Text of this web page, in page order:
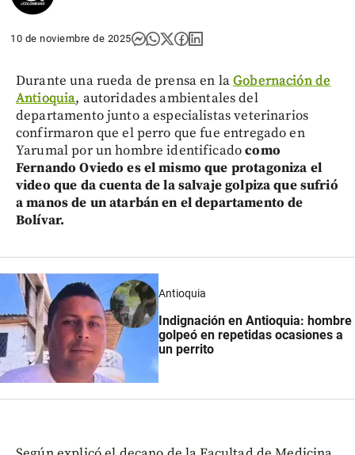
10 de noviembre de 2025
Durante una rueda de prensa en laGobernación de
Antioquia, autoridades ambientales del
departamento junto a especialistas veterinarios
confirmaron que el perro que fue entregado en
Yarumal por un hombre identificadocomo
Fernando Oviedo es el mismo que protagoniza el
video que da cuenta de la salvaje golpiza que sufrió
a manos de un atarbán en el departamento de
Bolívar.
Antioquia
Indignación en Antioquia: hombre
golpeó en repetidas ocasiones a
un perrito